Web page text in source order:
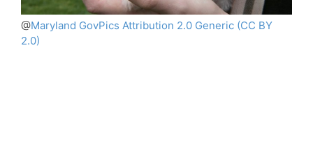
@Maryland GovPics Attribution 2.0 Generic (CC BY
2.0)